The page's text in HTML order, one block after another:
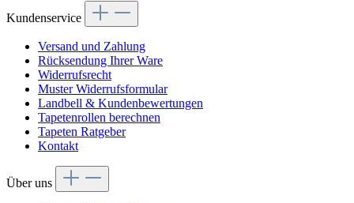
Kundenservice
Versand und Zahlung
Rücksendung Ihrer Ware
Widerrufsrecht
Muster Widerrufsformular
Landbell & Kundenbewertungen
Tapetenrollen berechnen
Tapeten Ratgeber
Kontakt
Über uns